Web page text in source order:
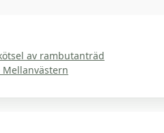
av rambutanträd